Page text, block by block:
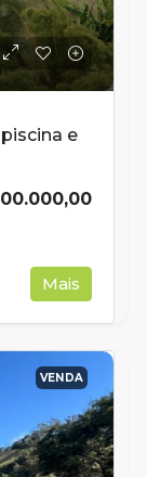
e
Mais
VENDA